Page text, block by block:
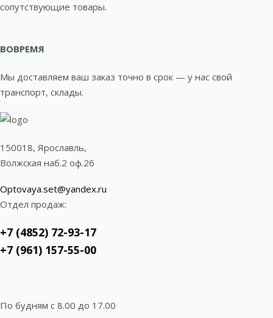
сопутствующие товары.
ВОВРЕМЯ
Мы доставляем ваш заказ точно в срок — у нас свой
транспорт, склады.
150018, Ярославль,
Волжская наб.2 оф.26
Optovaya.set@yandex.ru
Отдел продаж:
+7 (4852) 72-93-17
+7 (961) 157-55-00
По будням c 8.00 до 17.00